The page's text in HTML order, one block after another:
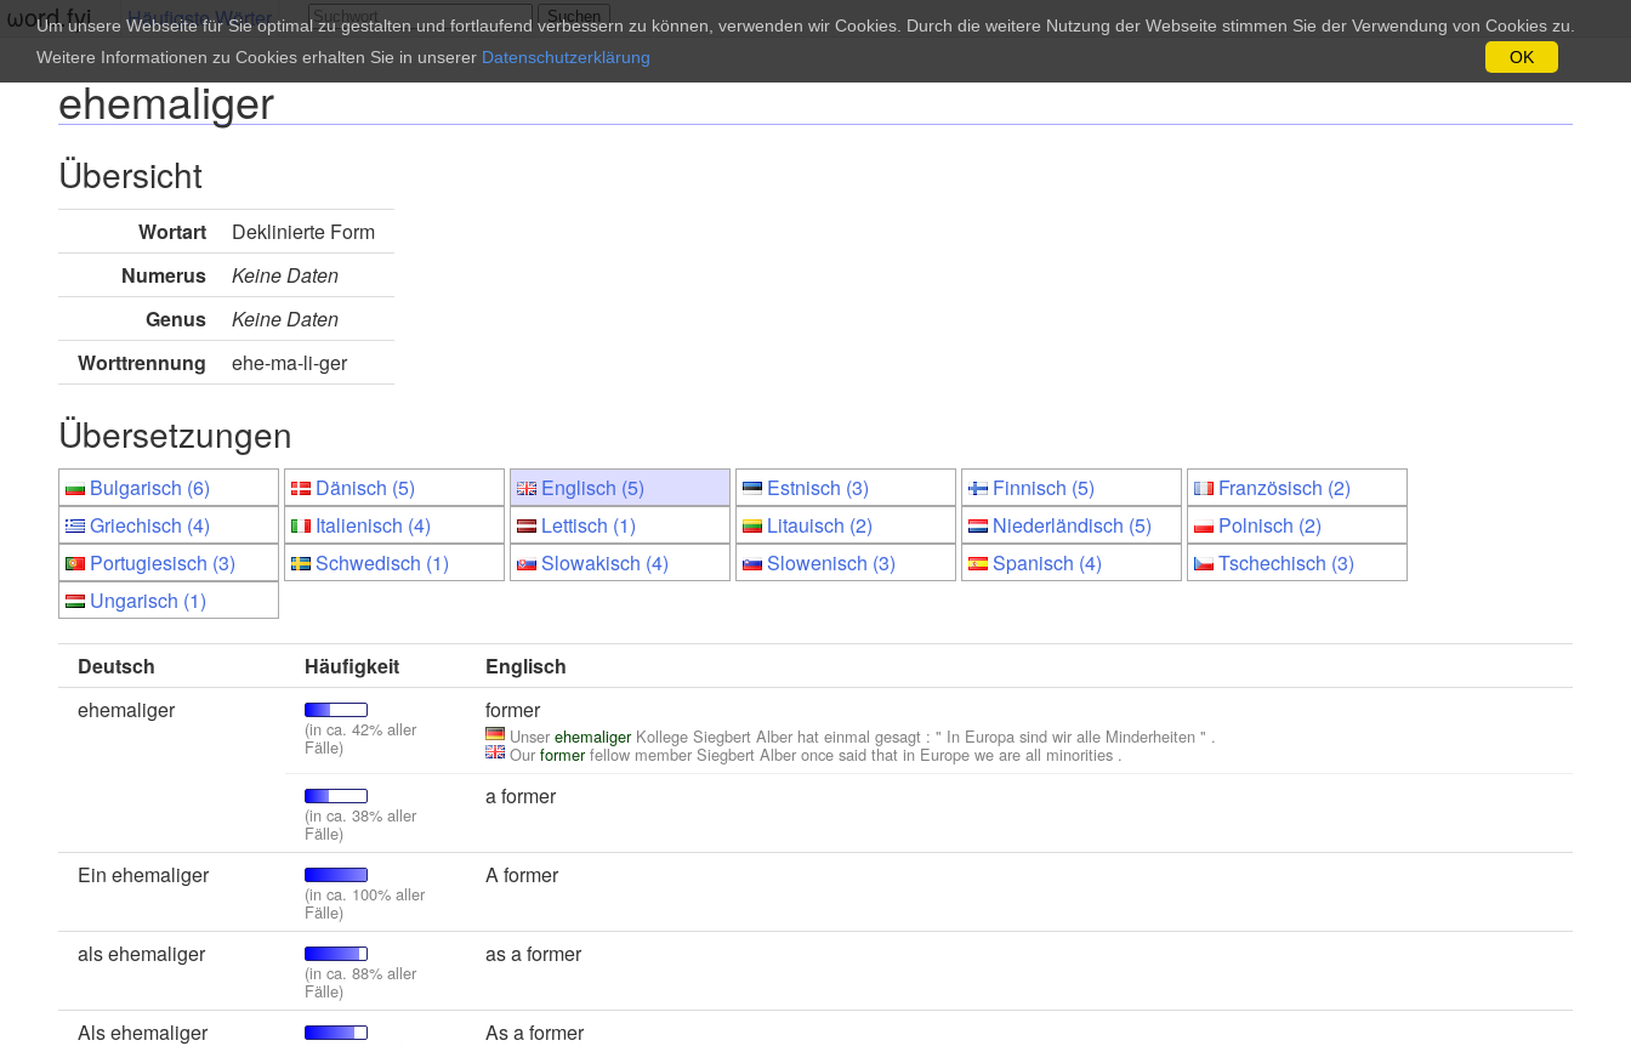
ωord.fyi Häufigste Wörter
ehemaliger
Übersicht
Wortart
Deklinierte Form
Numerus
Keine Daten
Genus
Keine Daten
Worttrennung
ehe-ma-li-ger
Übersetzungen
Bulgarisch (6) Dänisch (5) Englisch (5) Estnisch (3) Finnisch (5)
Französisch (2)
Griechisch (4)
Italienisch (4) Lettisch (1) Litauisch (2) Niederländisch (5)
Polnisch (2)
Portugiesisch (3)
Schwedisch (1) Slowakisch (4) Slowenisch (3) Spanisch (4)
Tschechisch (3)
Ungarisch (1)
Deutsch Häufigkeit
Englisch
ehemaliger
(in ca. 42% aller
Fälle)
former
Unser ehemaliger Kollege Siegbert Alber hat einmal gesagt : " In Europa sind wir alle Minderheiten " .
Our formerfellow member Siegbert Alber once said that in Europe we are all minorities .
(in ca. 38% aller
Fälle)
a former
Ein ehemaliger
(in ca. 100% aller
Fälle)
A former
als ehemaliger
(in ca. 88% aller
Fälle)
as a former
Als ehemaliger As a former
Um unsere Webseite für Sie optimal zu gestalten und fortlaufend verbessern zu können, verwenden wir Cookies. Durch die weitere Nutzung der Webseite stimmen Sie der Verwendung von Cookies zu.
Weitere Informationen zu Cookies erhalten Sie in unserer Datenschutzerklärung OK